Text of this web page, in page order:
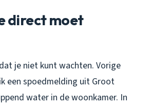
direct moet
je niet kunt wachten. Vorige
een spoedmelding uit Groot
water in de woonkamer. In